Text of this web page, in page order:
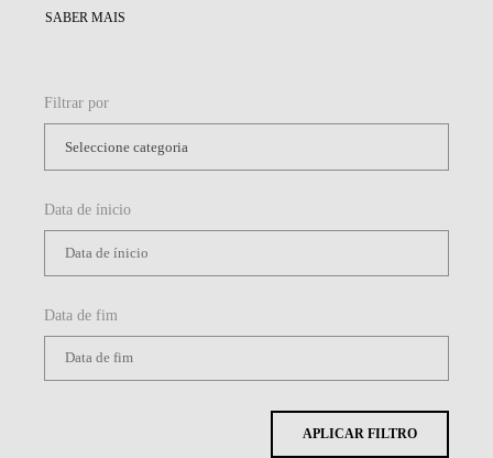
SABER MAIS
Filtrar por
Data de ínicio
Data de fim
APLICAR FILTRO